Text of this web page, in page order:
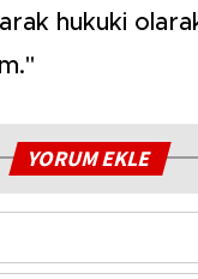
hukuki
YORUM EKLE